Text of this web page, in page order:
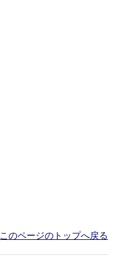
このページのトップへ戻る